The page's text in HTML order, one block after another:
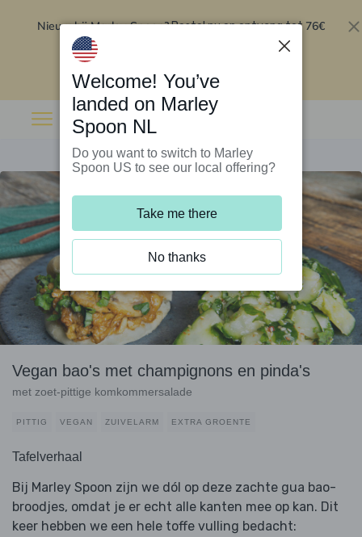
Nieuw bij Marley Spoon?Bestel nu en ontvang tot 76€
Vegan bao's met champignons en pinda's
met zoet-pittige komkommersalade
PITTIG VEGAN ZUIVELARM EXTRA GROENTE
Tafelverhaal
Bij Marley Spoon zijn we dól op deze zachte gua bao-
broodjes, omdat je er echt alle kanten mee op kan. Dit
keer hebben we een hele toffe vulling bedacht:
Welcome! You’ve
landed on Marley
Spoon NL
Do you want to switch to Marley
Spoon US to see our local offering?
Take me there
No thanks